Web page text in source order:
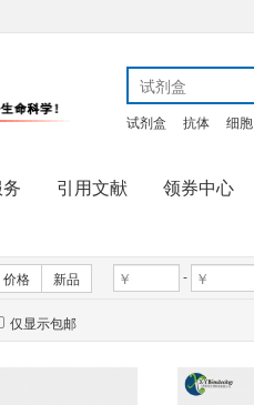
试剂盒 抗体 细胞
引用文献 领券中心
价格 新品 -
仅显示包邮